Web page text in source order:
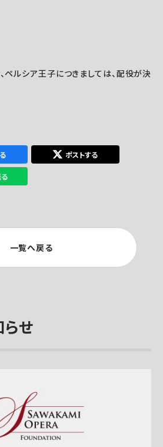
ペルシア王子につきましては、配役が決
ポストする
一覧へ戻る
せ